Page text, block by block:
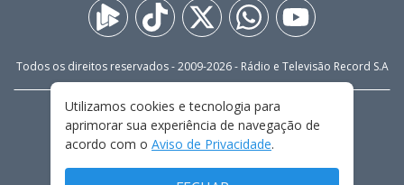
Todos os direitos reservados - 2009-2026- Rádio e Televisão Record S.A
FALE CONOSCO
PRIVACIDADE
TERMOS E CONDIÇÕES DE USO
Utilizamos cookies e tecnologia para
aprimorar sua experiência de navegação de
acordo com o Aviso de Privacidade.